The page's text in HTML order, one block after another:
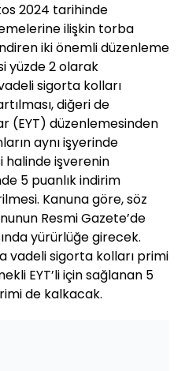
2024 tarihinde
ilişkin torba
iki önemli düzenleme
yüzde 2 olarak
sigorta kolları
diğeri de
(EYT) düzenlemesinden
aynı işyerinde
halinde işverenin
5 puanlık indirim
Kanuna göre, söz
Resmi Gazete’de
yürürlüğe girecek.
vadeli sigorta kolları primi
EYT’li için sağlanan 5
de kalkacak.